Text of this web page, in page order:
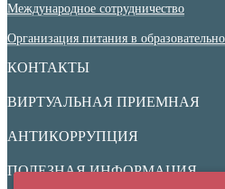
Международное сотрудничество
Организация питания в
КОНТАКТЫ
ВИРТУАЛЬНАЯ ПРИЕМНАЯ
АНТИКОРРУПЦИЯ
ПОЛЕЗНАЯ ИНФОРМАЦИЯ